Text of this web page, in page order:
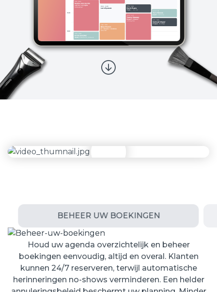
BEHEER UW BOEKINGEN
Houd uw agenda overzichtelijk en beheer
boekingen eenvoudig, altijd en overal. Klanten
kunnen 24/7 reserveren, terwijl automatische
herinneringen no-shows verminderen. Een helder